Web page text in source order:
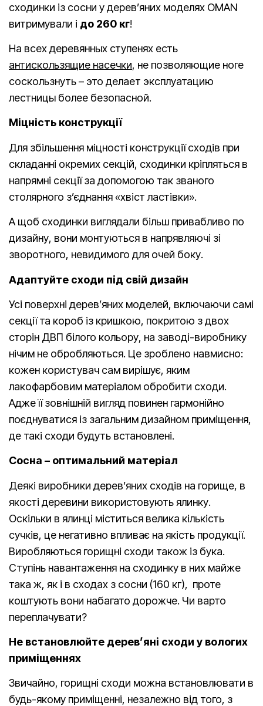
сходинки із сосни у дерев’яних моделях OMAN
витримували і до 260 кг!
На всех деревянных ступенях есть
антискользящие насечки, не позволяющие ноге
соскользнуть – это делает эксплуатацию
лестницы более безопасной.
Міцність конструкції
Для збільшення міцності конструкції сходів при
складанні окремих секцій, сходинки кріпляться в
напрямні секції за допомогою так званого
столярного з’єднання «хвіст ластівки».
А щоб сходинки виглядали більш привабливо по
дизайну, вони монтуються в напрявляючі зі
зворотного, невидимого для очей боку.
Адаптуйте сходи під свій дизайн
Усі поверхні дерев’яних моделей, включаючи самі
секції та короб із кришкою, покритою з двох
сторін ДВП білого кольору, на заводі-виробнику
нічим не обробляються. Це зроблено навмисно:
кожен користувач сам вирішує, яким
лакофарбовим матеріалом обробити сходи.
Адже її зовнішній вигляд повинен гармонійно
поєднуватися із загальним дизайном приміщення,
де такі сходи будуть встановлені.
Сосна – оптимальний матеріал
Деякі виробники дерев’яних сходів на горище, в
якості деревини використовують ялинку.
Оскільки в ялинці міститься велика кількість
сучків, це негативно впливає на якість продукції.
Виробляються горищні сходи також із бука.
Ступінь навантаження на сходинку в них майже
така ж, як і в сходах з сосни (160 кг), проте
коштують вони набагато дорожче. Чи варто
переплачувати?
Не встановлюйте дерев’яні сходи у вологих
приміщеннях
Звичайно, горищні сходи можна встановлювати в
будь-якому приміщенні, незалежно від того, з